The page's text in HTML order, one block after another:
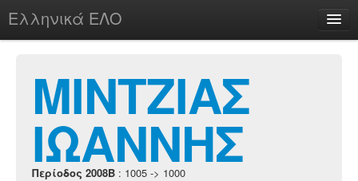
Ελληνικά ΕΛΟ
chesstu.be @ discord
Login
ΜΙΝΤΖΙΑΣ
ΙΩΑΝΝΗΣ
Περίοδος 2008B : 1005 -> 1000